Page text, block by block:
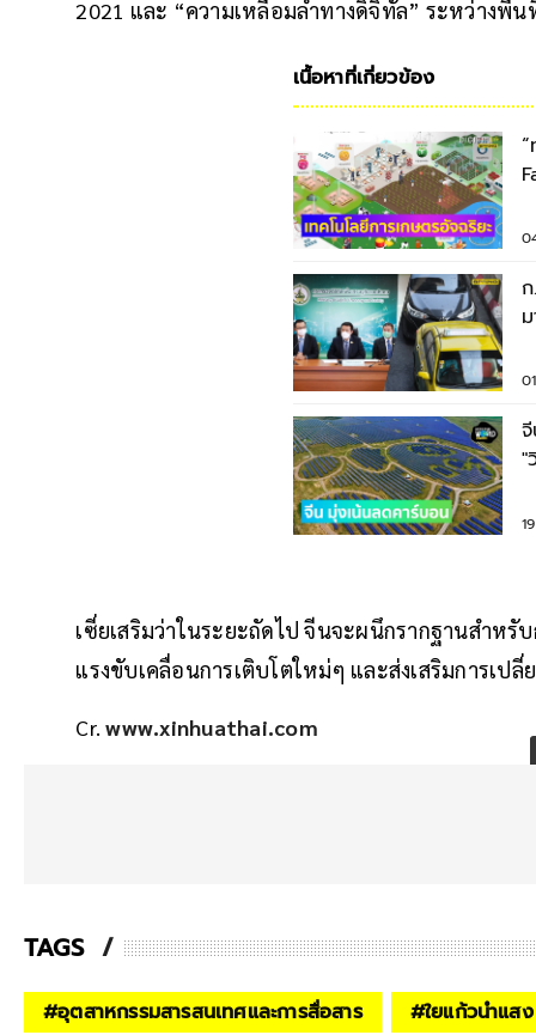
2021 และ “ความเหลื่อมล้ำทางดิจิทัล” ระหว่างพื้
เนื้อหาที่เกี่ยวข้อง
"
เซี่ยเสริมว่าในระยะถัดไป จีนจะผนึกรากฐานสำห
แรงขับเคลื่อนการเติบโตใหม่ๆ และส่งเสริมการเ
Cr.www.xinhuathai.com
TAGS
#อุตสาหกรรมสารสนเทศและการสื่อสาร #ใยแก้วนำแสง